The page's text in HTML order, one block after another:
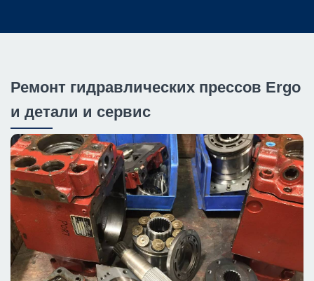
Ремонт гидравлических прессов Ergo
и детали и сервис